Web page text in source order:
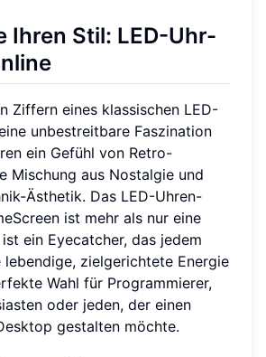
Ihren Stil: LED-Uhr-
Ziffern eines klassischen LED-
unbestreitbare Faszination
ein Gefühl von Retro-
Mischung aus Nostalgie und
Ästhetik. Das LED-Uhren-
ist mehr als nur eine
ein Eyecatcher, das jedem
lebendige, zielgerichtete Energie
Wahl für Programmierer,
oder jeden, der einen
gestalten möchte.